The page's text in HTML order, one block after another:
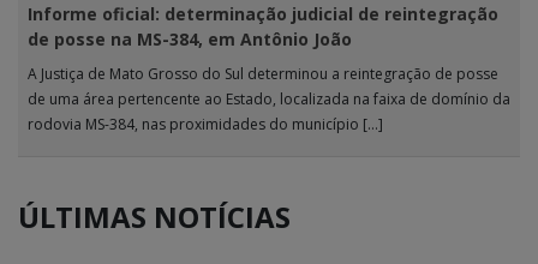
Informe oficial: determinação judicial de reintegração
de posse na MS-384, em Antônio João
A Justiça de Mato Grosso do Sul determinou a reintegração de posse
de uma área pertencente ao Estado, localizada na faixa de domínio da
rodovia MS-384, nas proximidades do município […]
ÚLTIMAS NOTÍCIAS